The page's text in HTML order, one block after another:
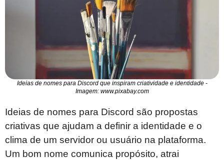
Ideias de nomes para Discord que inspiram criatividade e identidade -
Imagem: www.pixabay.com
Ideias de nomes para Discord são propostas
criativas que ajudam a definir a identidade e o
clima de um servidor ou usuário na plataforma.
Um bom nome comunica propósito, atrai